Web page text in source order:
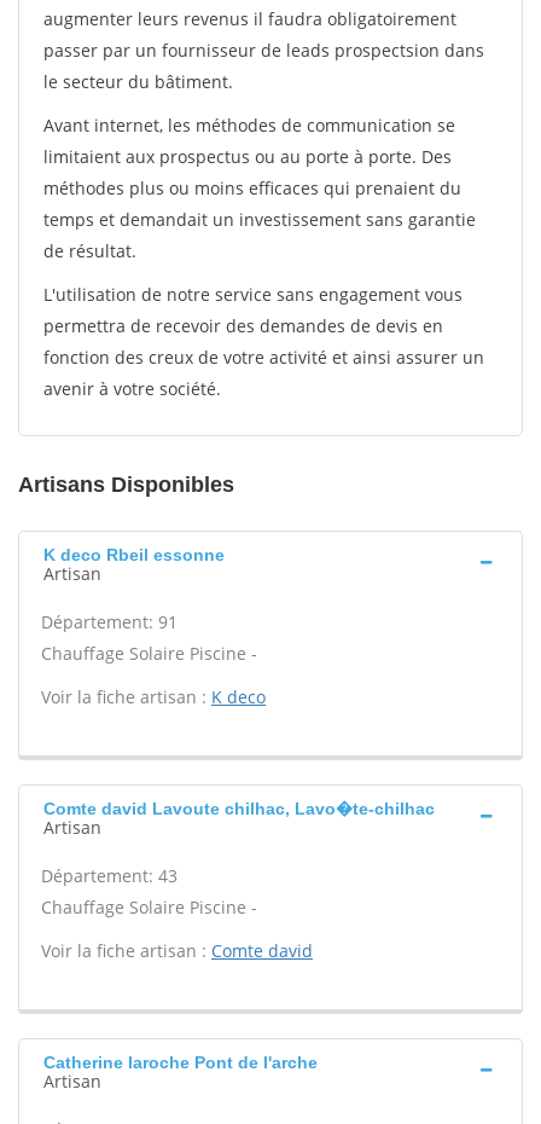
augmenter leurs revenus il faudra obligatoirement
passer par un fournisseur de leads prospectsion dans
le secteur du bâtiment.
Avant internet, les méthodes de communication se
limitaient aux prospectus ou au porte à porte. Des
méthodes plus ou moins efficaces qui prenaient du
temps et demandait un investissement sans garantie
de résultat.
L'utilisation de notre service sans engagement vous
permettra de recevoir des demandes de devis en
fonction des creux de votre activité et ainsi assurer un
avenir à votre société.
Artisans Disponibles
K deco Rbeil essonne
Artisan
Département: 91
Chauffage Solaire Piscine -
Voir la fiche artisan : K deco
Comte david Lavoute chilhac, Lavo�te-chilhac
Artisan
Département: 43
Chauffage Solaire Piscine -
Voir la fiche artisan : Comte david
Catherine laroche Pont de l'arche
Artisan